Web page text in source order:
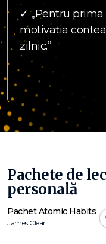
✓ „Pentru
motivația
zilnic.”
Pachete de
personală
Pachet Atomic Habits
James Clear